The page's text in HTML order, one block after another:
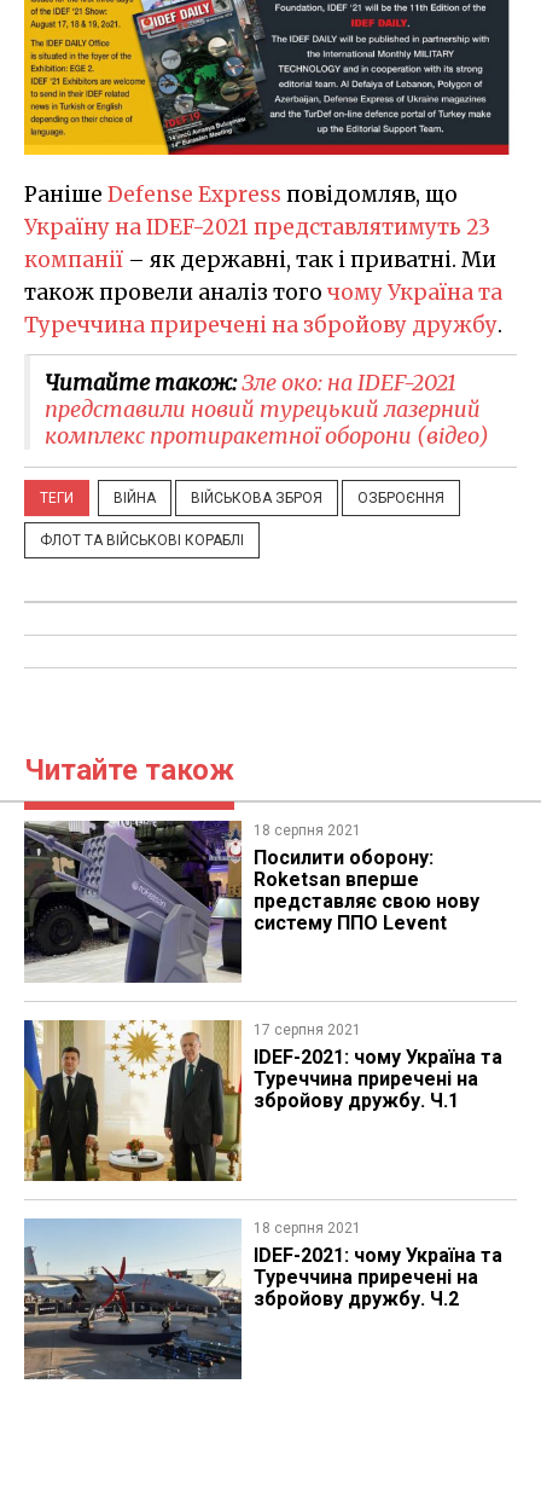
Раніше Defense Express повідомляв, що
Україну на IDEF-2021 представлятимуть 23
компанії – як державні, так і приватні. Ми
також провели аналіз того чому Україна та
Туреччина приречені на збройову дружбу.
Читайте також:​Зле око: на IDEF-2021
представили новий турецький лазерний
комплекс протиракетної оборони (відео)
ТЕГИ ВІЙНА ВІЙСЬКОВА ЗБРОЯ ОЗБРОЄННЯ
ФЛОТ ТА ВІЙСЬКОВІ КОРАБЛІ
Читайте також
18 серпня 2021
Посилити оборону:
Roketsan вперше
представляє свою нову
систему ППО Levent
17 серпня 2021
IDEF-2021: чому Україна та
Туреччина приречені на
збройову дружбу. Ч.1
18 серпня 2021
IDEF-2021: чому Україна та
Туреччина приречені на
збройову дружбу. Ч.2